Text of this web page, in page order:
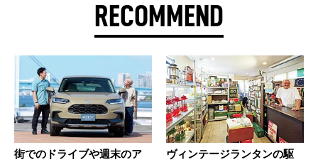
RECOMMEND
街でのドライブや週末のア
ヴィンテージランタンの駆